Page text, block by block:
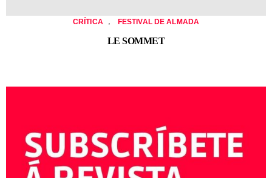
CRÍTICA , FESTIVAL DE ALMADA
LE SOMMET